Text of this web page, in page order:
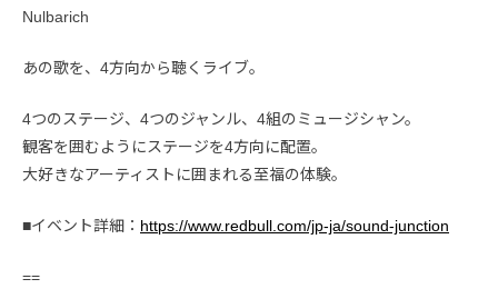
Nulbarich
あの歌を、4方向から聴くライブ。
4つのステージ、4つのジャンル、4組のミュージシャン。
観客を囲むようにステージを4方向に配置。
大好きなアーティストに囲まれる至福の体験。
■イベント詳細： https://www.redbull.com/jp-ja/sound-junction
==